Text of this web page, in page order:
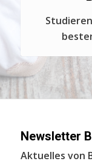
Newsletter
Aktuelles von